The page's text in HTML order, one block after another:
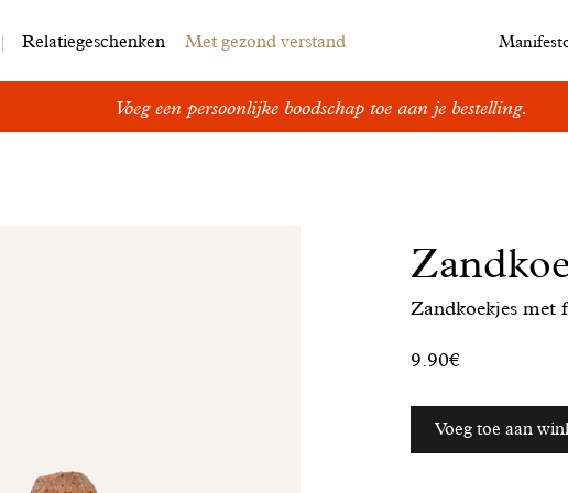
Relatiegeschenken Met gezond verstand
Voeg een persoonlijke boodschap toe aan je bestelling.
Zandkoekjes met
9.90€
Voeg toe aan